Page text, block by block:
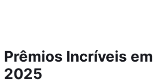
Prêmios Incríveis
2025